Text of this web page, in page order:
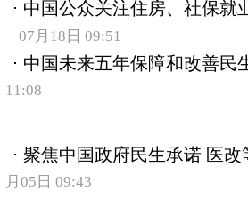
中国公众关注住房、社保就
07月18日 09:51
中国未来五年保障和改善民
11:08
聚焦中国政府民生承诺 医
月05日 09:43